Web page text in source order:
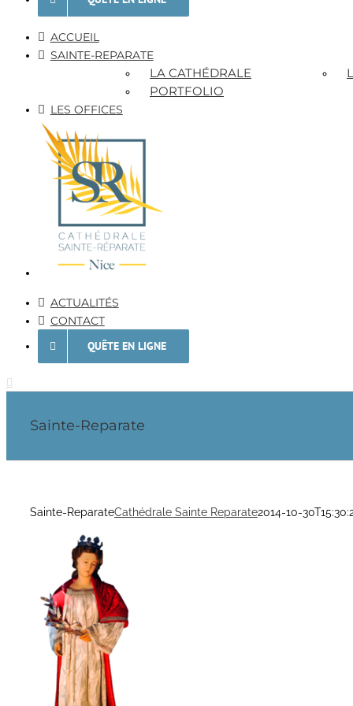
ACCUEIL
SAINTE-REPARATE
LA CATHÉDRALE
PORTFOLIO
LES OFFICES
ACTUALITÉS
CONTACT
QUÊTE EN LIGNE
Sainte-Reparate
Sainte-ReparateCathédrale Sainte Reparate2014-10-